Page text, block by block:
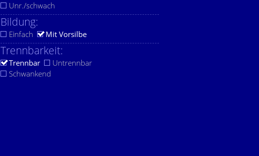
Unr./schwach
Bildung:
Einfach Mit Vorsilbe
Trennbarkeit:
Trennbar
Untrennbar
Schwankend